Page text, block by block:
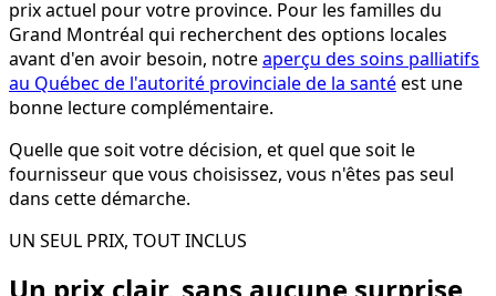
prix actuel pour votre province. Pour les familles du
Grand Montréal qui recherchent des options locales
avant d'en avoir besoin, notreaperçu des soins palliatifs
au Québec de l'autorité provinciale de la santéest une
bonne lecture complémentaire.
Quelle que soit votre décision, et quel que soit le
fournisseur que vous choisissez, vous n'êtes pas seul
dans cette démarche.
UN SEUL PRIX, TOUT INCLUS
Un prix clair, sans aucune surprise